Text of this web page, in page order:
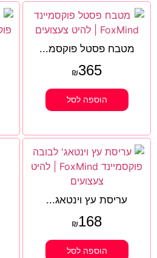
מטבח פסטל פוקסמ...
₪365
הוספה לסל
עריסת עץ וינטאג...
₪168
הוספה לסל